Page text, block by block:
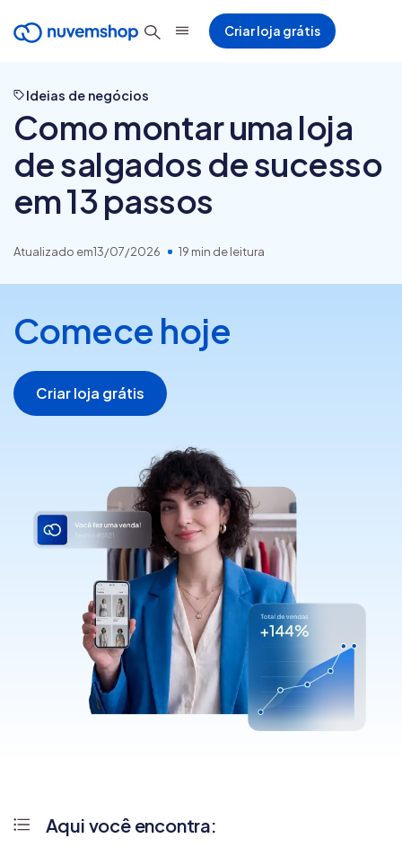
Criar loja grátis
Ideias de negócios
Como montar uma loja
de salgados de sucesso
em 13 passos
Atualizado em13/07/2026 19 min de leitura
Comece hoje
Criar loja grátis
Aqui você encontra: